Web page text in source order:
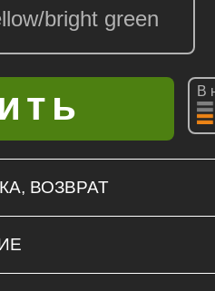
В
ВОЗВРАТ